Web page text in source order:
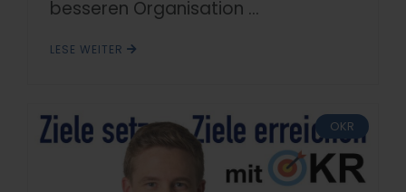
besseren Organisation ...
LESE WEITER
OKR